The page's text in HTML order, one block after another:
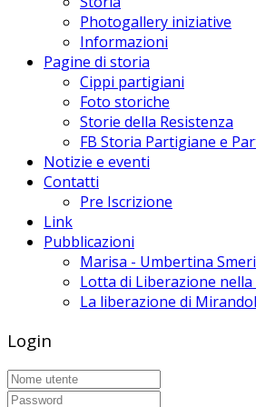
Photogallery iniziative
Informazioni
Pagine di storia
Cippi partigiani
Foto storiche
Storie della Resistenza
FB Storia Partigiane e
Notizie e eventi
Contatti
Pre Iscrizione
Link
Pubblicazioni
Marisa - Umbertina
Lotta di Liberazione nella
La liberazione di
Login